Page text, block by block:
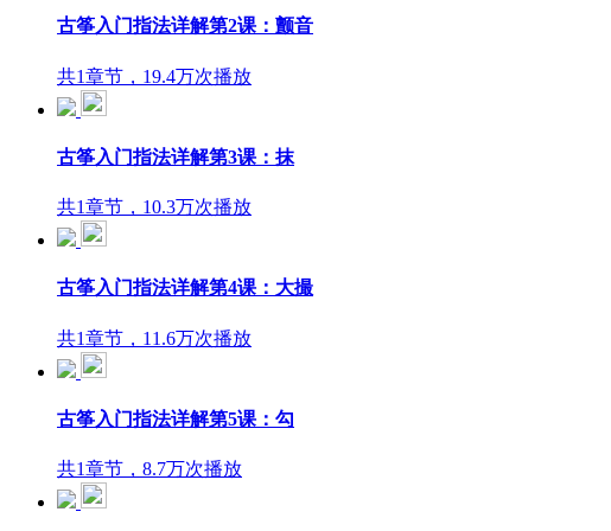
古筝入门指法详解第2课：颤音
共1章节，19.4万次播放
古筝入门指法详解第3课：抹
共1章节，10.3万次播放
古筝入门指法详解第4课：大撮
共1章节，11.6万次播放
古筝入门指法详解第5课：勾
共1章节，8.7万次播放